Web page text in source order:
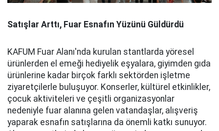
Satışlar Arttı, Fuar Esnafın Yüzünü Güldürdü
KAFUM Fuar Alanı'nda kurulan stantlarda yöresel
ürünlerden el emeği hediyelik eşyalara, giyimden gıda
ürünlerine kadar birçok farklı sektörden işletme
ziyaretçilerle buluşuyor. Konserler, kültürel etkinlikler,
çocuk aktiviteleri ve çeşitli organizasyonlar
nedeniyle fuar alanına gelen vatandaşlar, alışveriş
yaparak esnafın satışlarına da önemli katkı sunuyor.